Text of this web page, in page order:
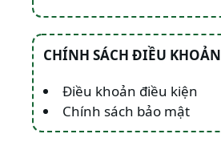
CHÍNH SÁCH ĐIỀU KHOẢN
Điều khoản điều kiện
Chính sách bảo mật